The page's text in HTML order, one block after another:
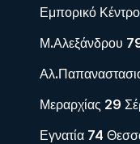
Εμπορικό
Μ.Αλεξάνδρου
Μεραρχίας 29
Εγνατία 74